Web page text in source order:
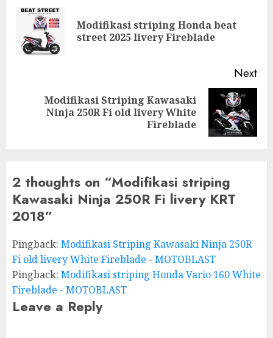
navigationModifikasi striping Honda beat
street 2025 livery Fireblade
Next
Modifikasi Striping Kawasaki
Ninja 250R Fi old livery White
Fireblade
2 thoughts on “Modifikasi striping
Kawasaki Ninja 250R Fi livery KRT
2018”
Pingback: Modifikasi Striping Kawasaki Ninja 250R
Fi old livery White Fireblade - MOTOBLAST
Pingback: Modifikasi striping Honda Vario 160 White
Fireblade - MOTOBLAST
Leave a Reply